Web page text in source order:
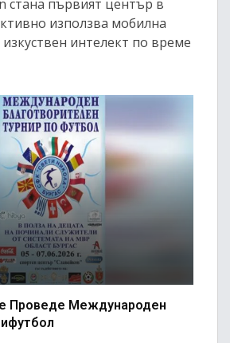
стана първият център в
използва мобилна
интелект по време
Проведе Международен